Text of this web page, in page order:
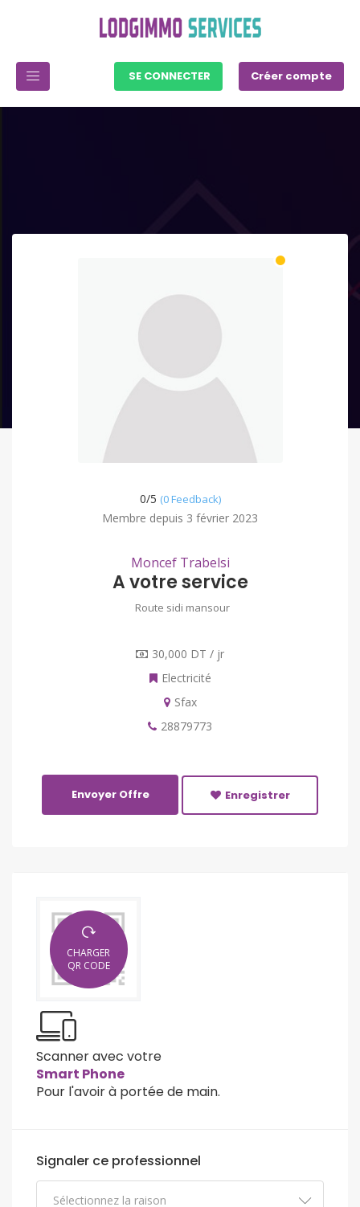
SE CONNECTER Créer compte
0/5 (0 Feedback)
Membre depuis 3 février 2023
Moncef Trabelsi
A votre service
Route sidi mansour
30,000 DT / jr
Electricité
Sfax
28879773
Envoyer Offre Enregistrer
CHARGER
QR CODE
Scanner avec votre
Smart Phone
Pour l'avoir à portée de main.
Signaler ce professionnel